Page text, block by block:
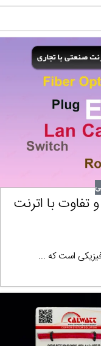
با اترنت
است که ...